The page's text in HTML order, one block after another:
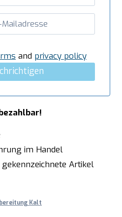
and privacy policy
im Handel
Artikel
Kalt